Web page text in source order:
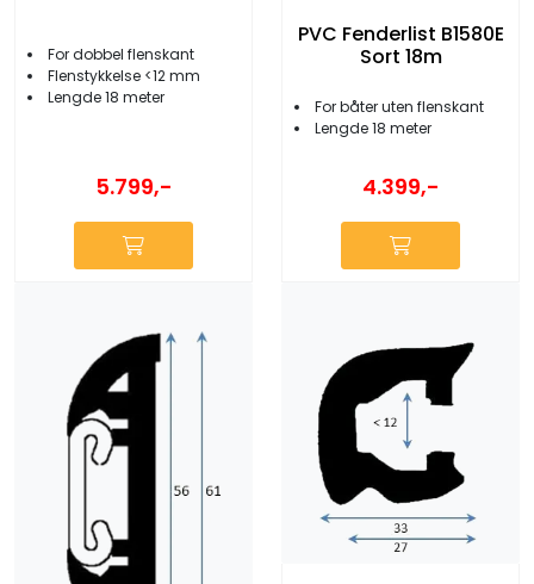
For dobbel flenskant
Flenstykkelse <12 mm
Lengde 18 meter
5.799,-
PVC Fenderlist B1580E
Sort 18m
For båter uten flenskant
Lengde 18 meter
4.399,-